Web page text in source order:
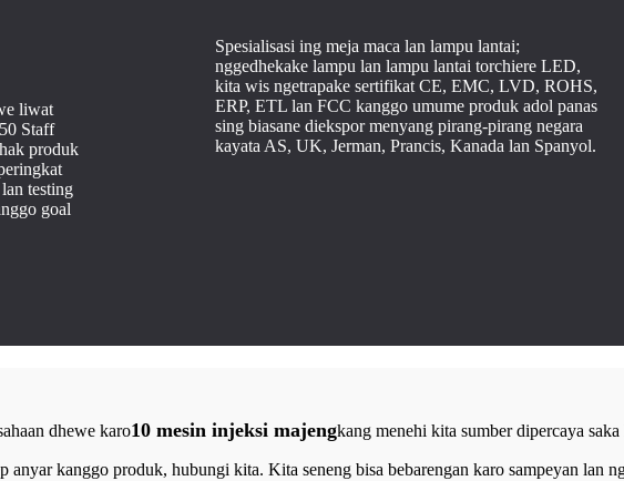
liwat
Staff
produk
testing
goal
Spesialisasi ing meja maca lan lampu lantai;
nggedhekake lampu lan lampu lantai torchiere LED,
kita wis ngetrapake sertifikat CE, EMC, LVD, ROHS,
ERP, ETL lan FCC kanggo umume produk adol panas
sing biasane diekspor menyang pirang-pirang negara
kayata AS, UK, Jerman, Prancis, Kanada lan Spanyol.
dhewe karo10 mesin injeksi majengkang menehi kita sumber dipercaya
anyar kanggo produk, hubungi kita. Kita seneng bisa bebarengan karo sampeyan lan